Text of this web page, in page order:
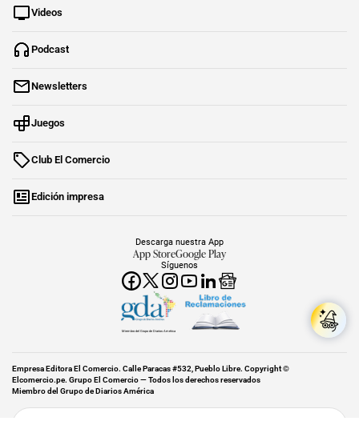
Videos
Podcast
Newsletters
Juegos
Club El Comercio
Edición impresa
Síguenos
Descarga nuestra App
App StoreGoogle Play
Miembro del Grupo de Diarios América
Empresa Editora El Comercio. Calle Paracas #532, Pueblo Libre. Copyright ©
Elcomercio.pe. Grupo El Comercio — Todos los derechos reservados
Miembro del Grupo de Diarios América